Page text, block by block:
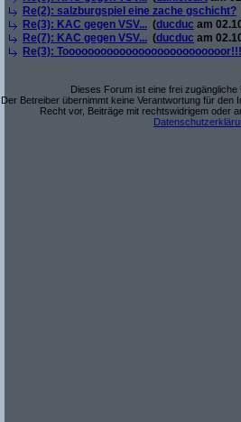
Re(2): salzburgspiel eine zache gschicht?
Re(3): KAC gegen VSV... (ducduc am
Re(7): KAC gegen VSV... (ducduc am
Re(3):
Dieses Forum ist eine frei zugängliche
Der Betreiber übernimmt keine Verantwortung für den
Recht vor, Beiträge mit rechtswidrigem oder